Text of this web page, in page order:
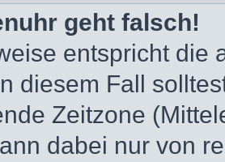
geht falsch!
entspricht die
diesem Fall
Zeitzone
dabei nur von